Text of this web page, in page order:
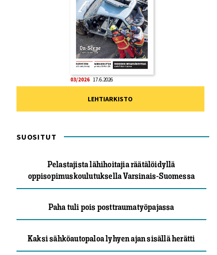
03/2026 17.6.2026
LEHTIARKISTO
SUOSITUT
Pelastajista lähihoitajia räätälöidyllä
oppisopimuskoulutuksella Varsinais-Suomessa
Paha tuli pois posttraumatyöpajassa
Kaksi sähköautopaloa lyhyen ajan sisällä herätti